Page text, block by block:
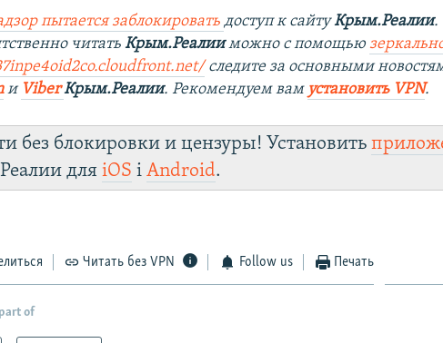
пытается заблокировать доступ к сайтуКрым.Реалии.
читатьКрым.Реалииможно с помощьюз
следите за основными
и Viber Крым.Реалии. Рекомендуем вам установить VPN.
без блокировки и цензуры! Установить
дляiOS іAndroid.
Читать без VPN Follow us Печать
of